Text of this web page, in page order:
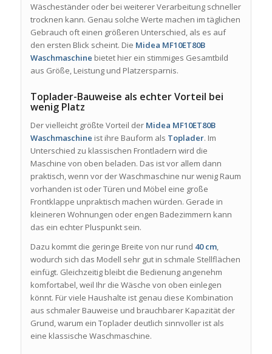
Wäscheständer oder bei weiterer Verarbeitung schneller
trocknen kann. Genau solche Werte machen im täglichen
Gebrauch oft einen größeren Unterschied, als es auf
den ersten Blick scheint. Die Midea MF10ET80B
Waschmaschine bietet hier ein stimmiges Gesamtbild
aus Größe, Leistung und Platzersparnis.
Toplader-Bauweise als echter Vorteil bei
wenig Platz
Der vielleicht größte Vorteil der Midea MF10ET80B
Waschmaschine ist ihre Bauform als Toplader. Im
Unterschied zu klassischen Frontladern wird die
Maschine von oben beladen. Das ist vor allem dann
praktisch, wenn vor der Waschmaschine nur wenig Raum
vorhanden ist oder Türen und Möbel eine große
Frontklappe unpraktisch machen würden. Gerade in
kleineren Wohnungen oder engen Badezimmern kann
das ein echter Pluspunkt sein.
Dazu kommt die geringe Breite von nur rund 40 cm,
wodurch sich das Modell sehr gut in schmale Stellflächen
einfügt. Gleichzeitig bleibt die Bedienung angenehm
komfortabel, weil Ihr die Wäsche von oben einlegen
könnt. Für viele Haushalte ist genau diese Kombination
aus schmaler Bauweise und brauchbarer Kapazität der
Grund, warum ein Toplader deutlich sinnvoller ist als
eine klassische Waschmaschine.